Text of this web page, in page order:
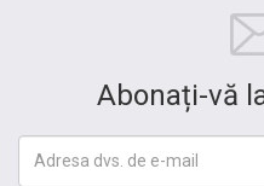
Abonați-vă